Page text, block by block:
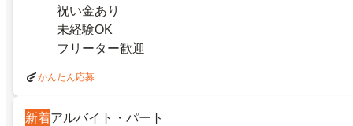
祝い金あり
未経験OK
フリーター歓迎
かんたん応募
新着アルバイト・パート